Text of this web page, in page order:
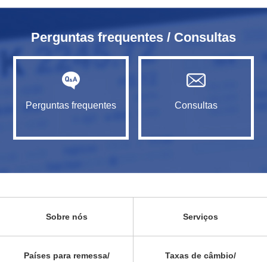
Perguntas frequentes / Consultas
Perguntas frequentes Consultas
Sobre nós Serviços
Países para remessa/
Taxas de câmbio/